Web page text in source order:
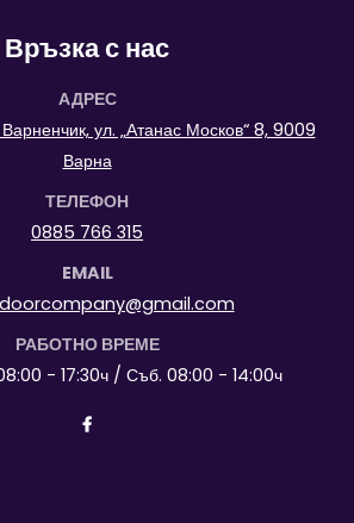
Връзка с нас
АДРЕС
ул. „Атанас Москов“ 8, 9009
Варна
ТЕЛЕФОН
0885 766 315
EMAIL
РАБОТНО ВРЕМЕ
- 17:30ч / Съб. 08:00 - 14:00ч